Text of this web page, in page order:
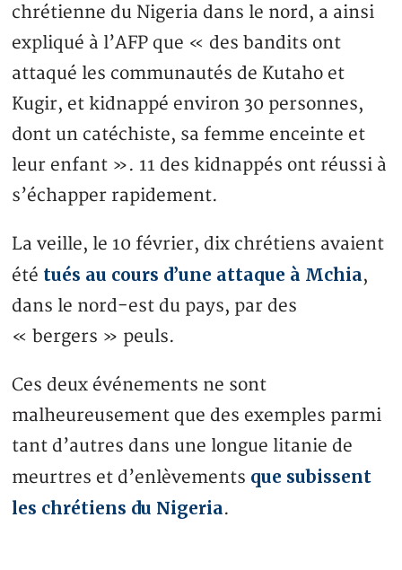
chrétienne du Nigeria dans le nord, a ainsi
expliqué à l’AFP que « des bandits ont
attaqué les communautés de Kutaho et
Kugir, et kidnappé environ 30 personnes,
dont un catéchiste, sa femme enceinte et
leur enfant ». 11 des kidnappés ont réussi à
s’échapper rapidement.
La veille, le 10 février, dix chrétiens avaient
été tués au cours d’une attaque à Mchia,
dans le nord-est du pays, par des
« bergers » peuls.
Ces deux événements ne sont
malheureusement que des exemples parmi
tant d’autres dans une longue litanie de
meurtres et d’enlèvements que subissent
les chrétiens du Nigeria.